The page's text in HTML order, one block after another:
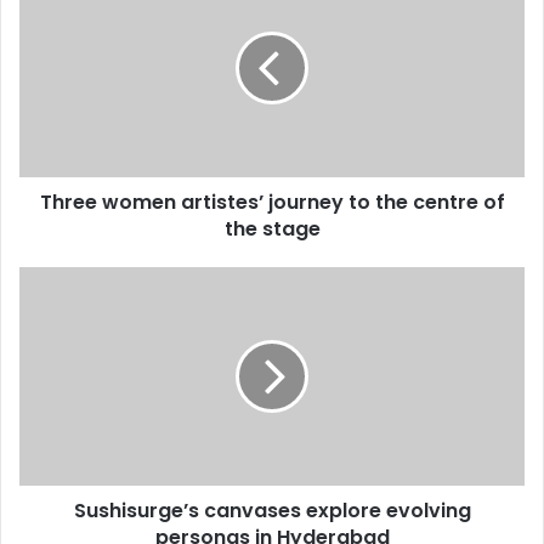
the
stage
Three women artistes’ journey to the centre of
the stage
Sushisurge’s canvases explore evolving
personas in Hyderabad